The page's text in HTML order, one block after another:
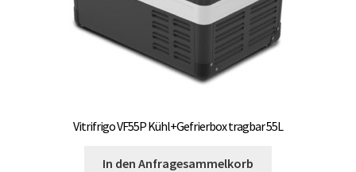
Vitrifrigo VF55P Kühl+Gefrierbox tragbar 55L
In den Anfragesammelkorb